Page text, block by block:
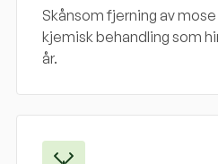
Skånsom fjerning av
kjemisk behandling som
år.